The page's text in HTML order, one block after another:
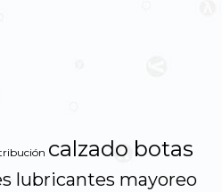
calzado botas
lubricantes mayoreo